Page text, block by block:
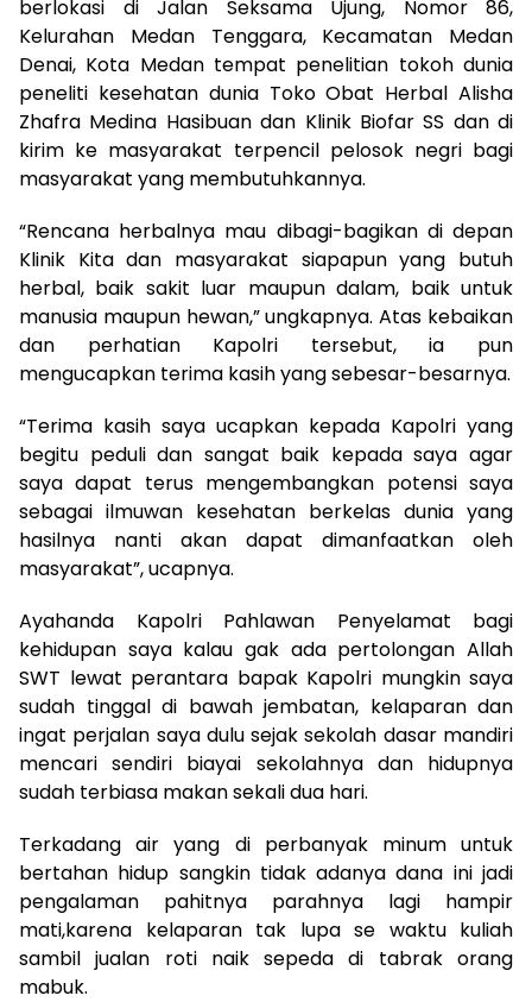
berlokasi di Jalan Seksama Ujung, Nomor 86,
Kelurahan Medan Tenggara, Kecamatan Medan
Denai, Kota Medan tempat penelitian tokoh dunia
peneliti kesehatan dunia Toko Obat Herbal Alisha
Zhafra Medina Hasibuan dan Klinik Biofar SS dan di
kirim ke masyarakat terpencil pelosok negri bagi
masyarakat yang membutuhkannya.
“Rencana herbalnya mau dibagi-bagikan di depan
Klinik Kita dan masyarakat siapapun yang butuh
herbal, baik sakit luar maupun dalam, baik untuk
manusia maupun hewan,” ungkapnya. Atas kebaikan
dan perhatian Kapolri tersebut, ia pun
mengucapkan terima kasih yang sebesar-besarnya.
“Terima kasih saya ucapkan kepada Kapolri yang
begitu peduli dan sangat baik kepada saya agar
saya dapat terus mengembangkan potensi saya
sebagai ilmuwan kesehatan berkelas dunia yang
hasilnya nanti akan dapat dimanfaatkan oleh
masyarakat”, ucapnya.
Ayahanda Kapolri Pahlawan Penyelamat bagi
kehidupan saya kalau gak ada pertolongan Allah
SWT lewat perantara bapak Kapolri mungkin saya
sudah tinggal di bawah jembatan, kelaparan dan
ingat perjalan saya dulu sejak sekolah dasar mandiri
mencari sendiri biayai sekolahnya dan hidupnya
sudah terbiasa makan sekali dua hari.
Terkadang air yang di perbanyak minum untuk
bertahan hidup sangkin tidak adanya dana ini jadi
pengalaman pahitnya parahnya lagi hampir
mati,karena kelaparan tak lupa se waktu kuliah
sambil jualan roti naik sepeda di tabrak orang
mabuk.